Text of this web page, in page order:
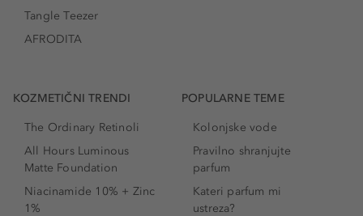
Tangle Teezer
AFRODITA
KOZMETIČNI TRENDI
The Ordinary Retinoli
All Hours Luminous
Matte Foundation
Niacinamide 10% + Zinc
1%
POPULARNE TEME
Kolonjske vode
Pravilno shranjujte
parfum
Kateri parfum mi
ustreza?